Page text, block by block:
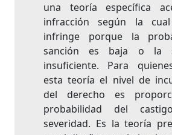
una teoría específica
infracción según la
infringe porque la
sanción es baja o la
insuficiente. Para
esta teoría el nivel de
del derecho es
probabilidad del
severidad. Es la teoría